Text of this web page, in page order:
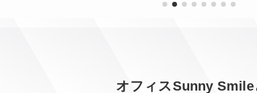
オフィスSunny Smile